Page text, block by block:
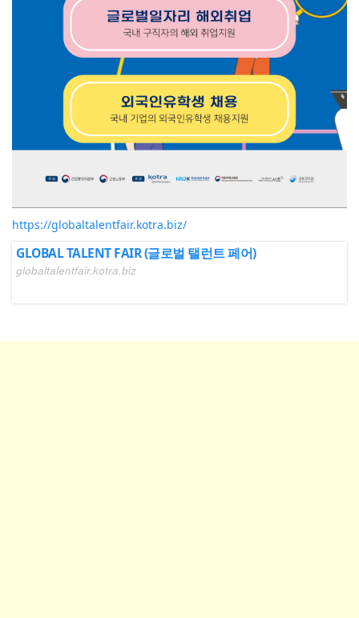
https://globaltalentfair.kotra.biz/
GLOBAL TALENT FAIR (글로벌 탤런트 페어)
globaltalentfair.kotra.biz